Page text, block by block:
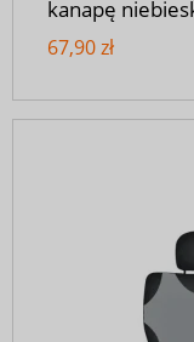
kanapę
67,90 zł